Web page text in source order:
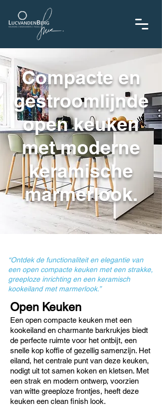
Compacte en
gestroomlijnde
open keuken
met moderne
keramische
marmerlook.
“Ontdek de functionaliteit en elegantie van
een open compacte keuken met een strakke,
greeploze inrichting en een keramisch
kookeiland met marmerlook.”
Open Keuken
Een open compacte keuken met een
kookeiland en charmante barkrukjes biedt
de perfecte ruimte voor het ontbijt, een
snelle kop koffie of gezellig samenzijn. Het
eiland, het centrale punt van deze keuken,
nodigt uit tot samen koken en kletsen. Met
een strak en modern ontwerp, voorzien
van witte greeploze frontjes, heeft deze
keuken een clean finish look.